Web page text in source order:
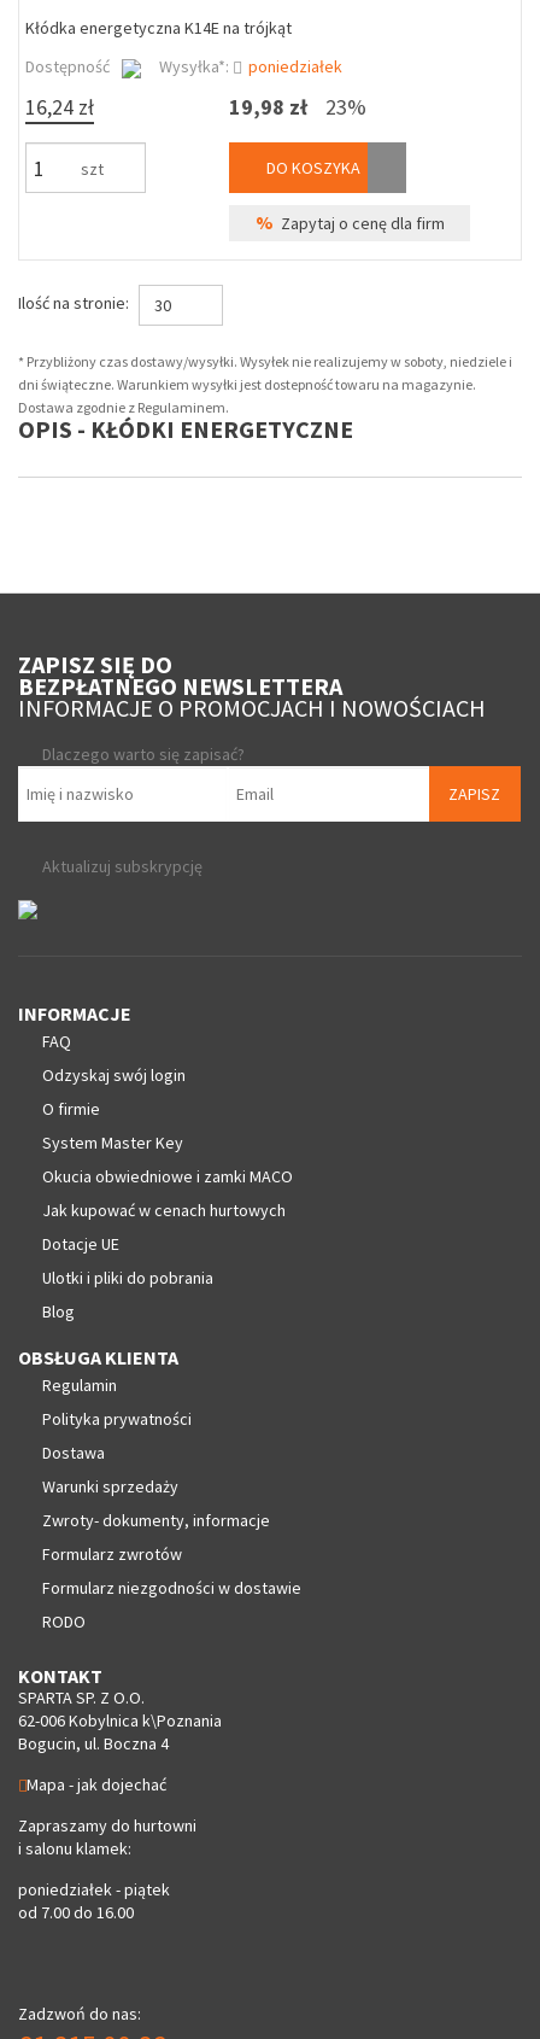
Kłódka energetyczna K14E na trójkąt
Dostępność
Wysyłka*: poniedziałek
16,24 zł
szt
19,98 zł 23%
DO KOSZYKA
% Zapytaj o cenę dla firm
Ilość na stronie: 30
* Przybliżony czas dostawy/wysyłki. Wysyłek nie realizujemy w soboty, niedziele i
dni świąteczne. Warunkiem wysyłki jest dostepność towaru na magazynie.
Dostawa zgodnie z Regulaminem.
OPIS - KŁÓDKI ENERGETYCZNE
ZAPISZ SIĘ DO
BEZPŁATNEGO NEWSLETTERA
INFORMACJE O PROMOCJACH I NOWOŚCIACH
Dlaczego warto się zapisać?
ZAPISZ
Aktualizuj subskrypcję
INFORMACJE
FAQ
Odzyskaj swój login
O firmie
System Master Key
Okucia obwiedniowe i zamki MACO
Jak kupować w cenach hurtowych
Dotacje UE
Ulotki i pliki do pobrania
Blog
OBSŁUGA KLIENTA
Regulamin
Polityka prywatności
Dostawa
Warunki sprzedaży
Zwroty- dokumenty, informacje
Formularz zwrotów
Formularz niezgodności w dostawie
RODO
KONTAKT
SPARTA SP. Z O.O.
62-006 Kobylnica k\Poznania
Bogucin, ul. Boczna 4
Mapa - jak dojechać
Zapraszamy do hurtowni
i salonu klamek:
poniedziałek - piątek
od 7.00 do 16.00
Zadzwoń do nas: